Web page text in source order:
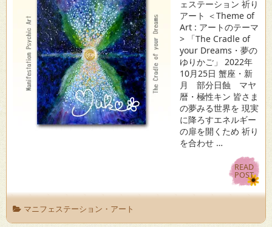
ェステーション 祈り
アート ＜Theme of
Art : アートのテーマ
> 「The Cradle of
your Dreams・夢の
ゆりかご」 2022年
10月25日 蟹座・新
月 部分日蝕 マヤ
暦・極性キン 皆さま
の夢みる世界を 現実
に降ろすエネルギー
の扉を開くため 祈り
を合わせ …
READ
POST
READ
POST
マニフェステーション・アート